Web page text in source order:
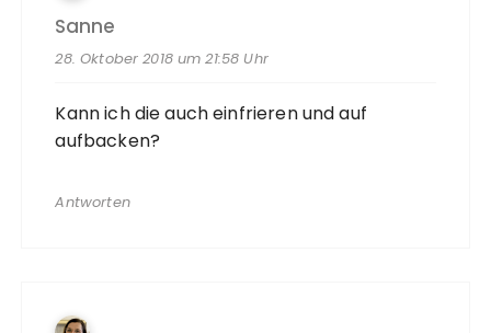
Sanne
28. Oktober 2018 um 21:58 Uhr
Kann ich die auch einfrieren und auf
aufbacken?
Antworten